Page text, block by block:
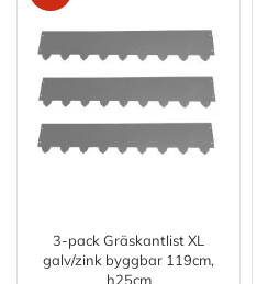
3-pack Gräskantlist XL
galv/zink byggbar 119cm,
h25cm